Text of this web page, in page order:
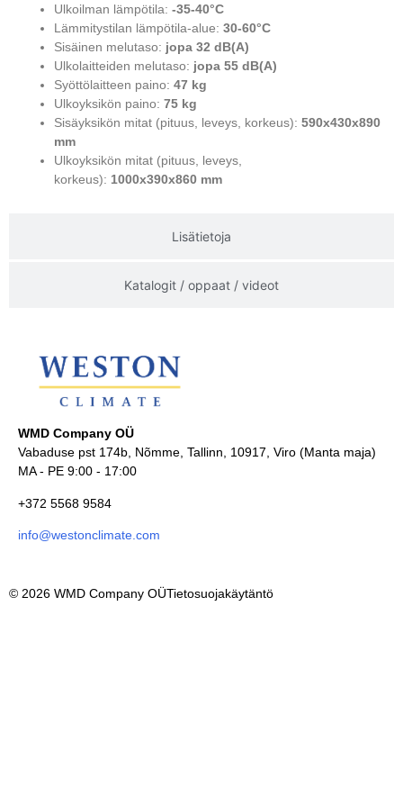
Lisätietoja
Katalogit / oppaat / videot
Ulkoilman lämpötila: -35-40°C
Lämmitystilan lämpötila-alue: 30-60°C
Sisäinen melutaso: jopa 32 dB(A)
Ulkolaitteiden melutaso: jopa 55 dB(A)
Syöttölaitteen paino: 47 kg
Ulkoyksikön paino: 75 kg
Sisäyksikön mitat (pituus, leveys, korkeus): 590x430x890
mm
Ulkoyksikön mitat (pituus, leveys,
korkeus): 1000x390x860 mm
WMD Company OÜ
Vabaduse pst 174b, Nõmme, Tallinn, 10917, Viro (Manta maja)
MA - PE 9:00 - 17:00
+372 5568 9584
info@westonclimate.com
© 2026 WMD Company OÜTietosuojakäytäntö